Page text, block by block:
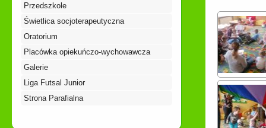
Przedszkole
Świetlica socjoterapeutyczna
Oratorium
Placówka opiekuńczo-wychowawcza
Galerie
Liga Futsal Junior
Strona Parafialna